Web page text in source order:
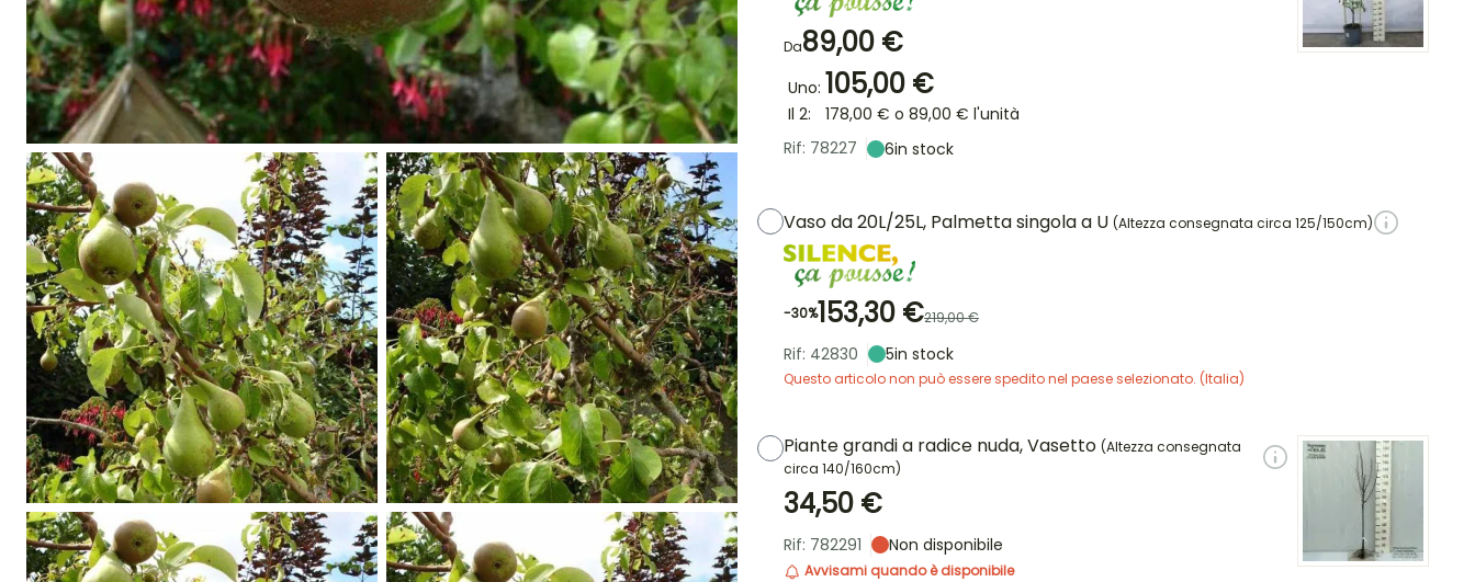
Da89,00 €
Uno: 105,00 €
Il 2: 178,00 € o 89,00 € l'unità
Rif: 78227
6in stock
Vaso da 20L/25L, Palmetta singola a U (Altezza consegnata circa 125/150cm)
-30%153,30 €219,00 €
Rif: 42830 5in stock
Questo articolo non può essere spedito nel paese selezionato. (Italia)
Piante grandi a radice nuda, Vasetto (Altezza consegnata
circa 140/160cm)
34,50 €
Rif: 782291 Non disponibile
Avvisami quando è disponibile